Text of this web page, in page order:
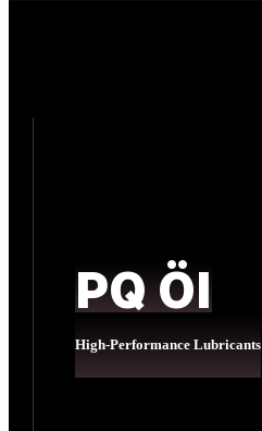
PQ Öl
High-Performance Lubricants